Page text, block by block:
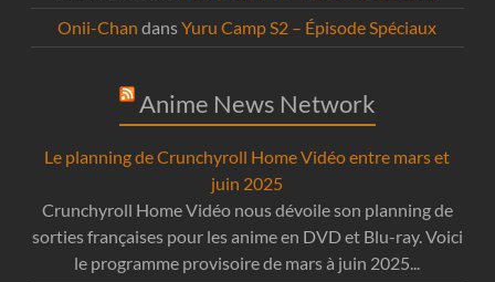
Onii-Chan dansYuru Camp S2 – Épisode Spéciaux
Anime News Network
Le planning de Crunchyroll Home Vidéo entre mars et
juin 2025
Crunchyroll Home Vidéo nous dévoile son planning de
sorties françaises pour les anime en DVD et Blu-ray. Voici
le programme provisoire de mars à juin 2025...